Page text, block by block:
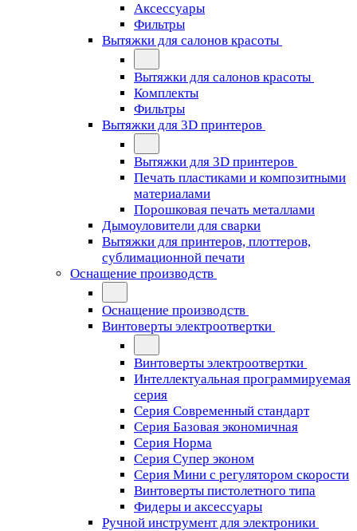
Аксессуары
Фильтры
Вытяжки для салонов красоты
Вытяжки для салонов красоты
Комплекты
Фильтры
Вытяжки для 3D принтеров
Вытяжки для 3D принтеров
Печать пластиками и композитными
материалами
Порошковая печать металлами
Дымоуловители для сварки
Вытяжки для принтеров, плоттеров,
сублимационной печати
Оснащение производств
Оснащение производств
Винтоверты электроотвертки
Винтоверты электроотвертки
Интеллектуальная программируемая
серия
Серия Современный стандарт
Серия Базовая экономичная
Серия Норма
Серия Cупер эконом
Серия Мини с регулятором скорости
Винтоверты пистолетного типа
Фидеры и аксессуары
Ручной инструмент для электроники